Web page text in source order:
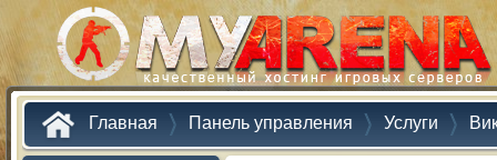
Главная Панель управления Услуги